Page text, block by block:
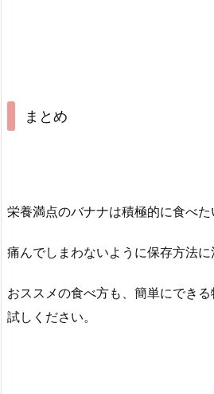
まとめ
栄養満点のバナナは積極的に食べた
痛んでしまわないように保存方法に
おススメの食べ方も、簡単にでき
試しください。